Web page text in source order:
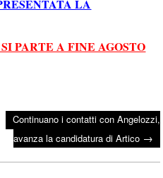
LA
PARTE A FINE AGOSTO
Continuano i contatti con Angelozzi,
avanza la candidatura di Artico →